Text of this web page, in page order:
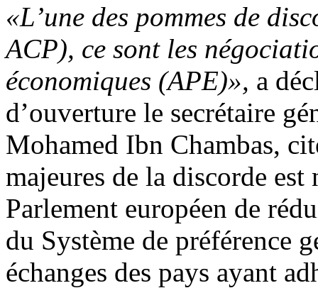
«L’une des pommes de
ACP), ce sont les
économiques (APE)», a
d’ouverture le secrétaire
Mohamed Ibn Chambas,
majeures de la discorde
Parlement européen de
du Système de préférence
échanges des pays ayant